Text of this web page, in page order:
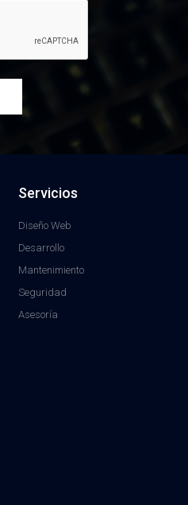
Servicios
Diseño Web
Desarrollo
Mantenimiento
Seguridad
Asesoría